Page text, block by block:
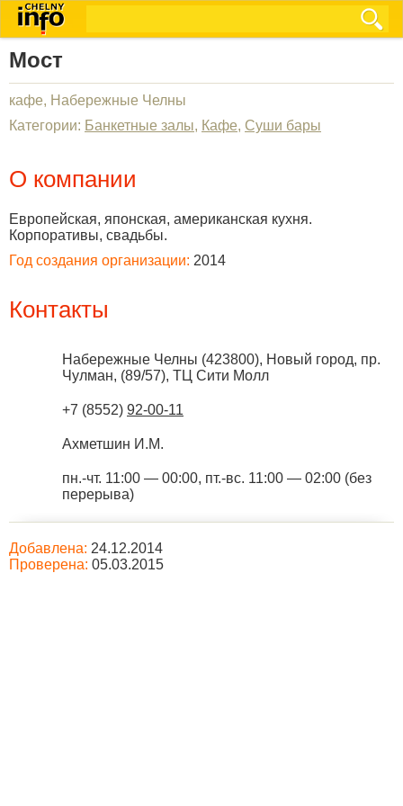
Мост
кафе, Набережные Челны
Категории: Банкетные залы, Кафе, Суши бары
О компании
Европейская, японская, американская кухня.
Корпоративы, свадьбы.
Год создания организации: 2014
Контакты
Набережные Челны (423800), Новый город, пр.
Чулман, (89/57), ТЦ Сити Молл
+7 (8552) 92-00-11
Ахметшин И.М.
пн.-чт. 11:00 — 00:00, пт.-вс. 11:00 — 02:00 (без
перерыва)
Добавлена: 24.12.2014
Проверена: 05.03.2015